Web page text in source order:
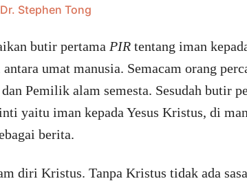
Stephen Tong
butir pertama PIRtentang iman
umat manusia. Semacam orang
Pemilik alam semesta. Sesudah butir
yaitu iman kepada Yesus Kristus, di
berita.
diri Kristus. Tanpa Kristus tidak ada